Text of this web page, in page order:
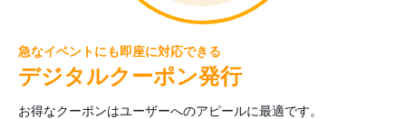
急なイベントにも即座に対応できる
デジタルクーポン発行
お得なクーポンはユーザーへのアピールに最適です。